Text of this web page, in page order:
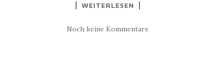
WEITERLESEN
Noch keine Kommentare